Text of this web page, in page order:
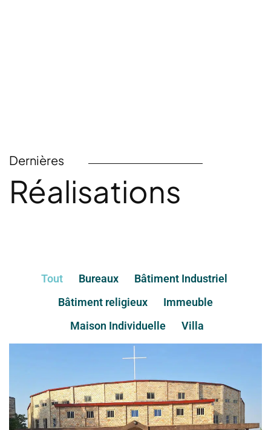
Dernières
Réalisations
Tout Bureaux
Bâtiment Industriel
Bâtiment religieux
Immeuble
Maison Individuelle
Villa